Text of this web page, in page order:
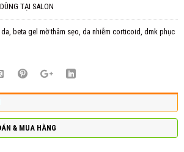
DÙNG TẠI SALON
, beta gel mờ thâm sẹo, da nhiễm corticoid, dmk phục
& MUA HÀNG